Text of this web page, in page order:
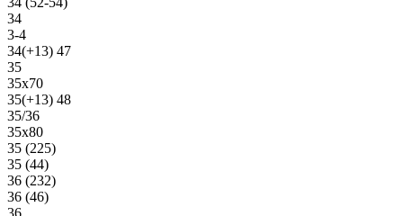
34
3-4
34(+13) 47
35
35х70
35(+13) 48
35/36
35х80
35 (225)
35 (44)
36 (232)
36 (46)
36